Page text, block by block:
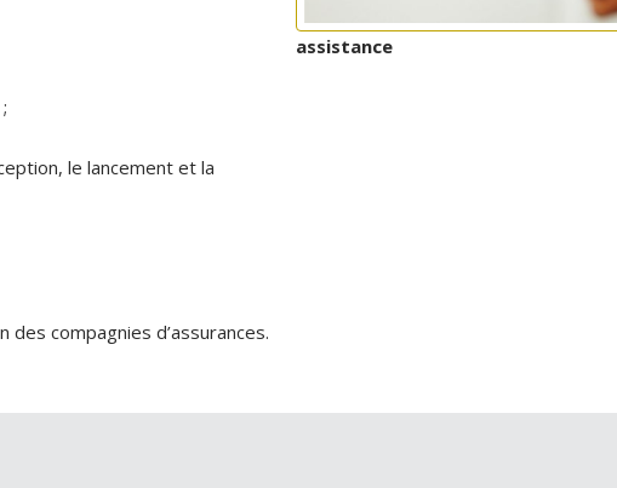
le lancement et la
assistance
compagnies d’assurances.